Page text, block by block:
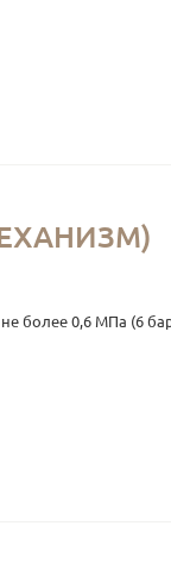
более 0,6 МПа (6